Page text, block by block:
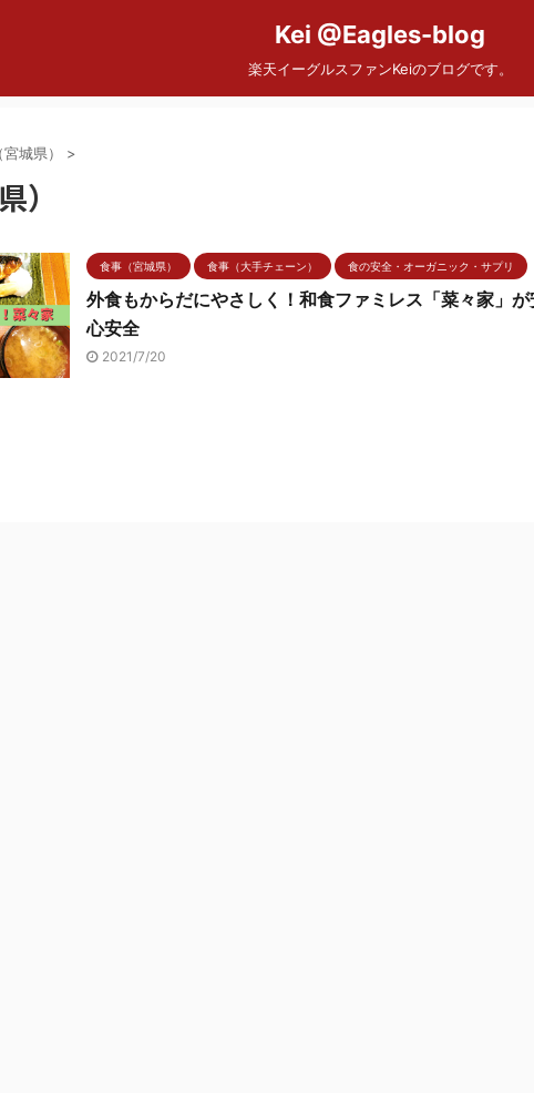
Kei @Eagles-blog
楽天イーグルスファンKeiのブログです。
城県） >
）
食事（宮城県） 食事（大手チェーン） 食の安全・オーガニック・サプリ
外食もからだにやさしく！和食ファミレス「菜々家」が
心安全
2021/7/20